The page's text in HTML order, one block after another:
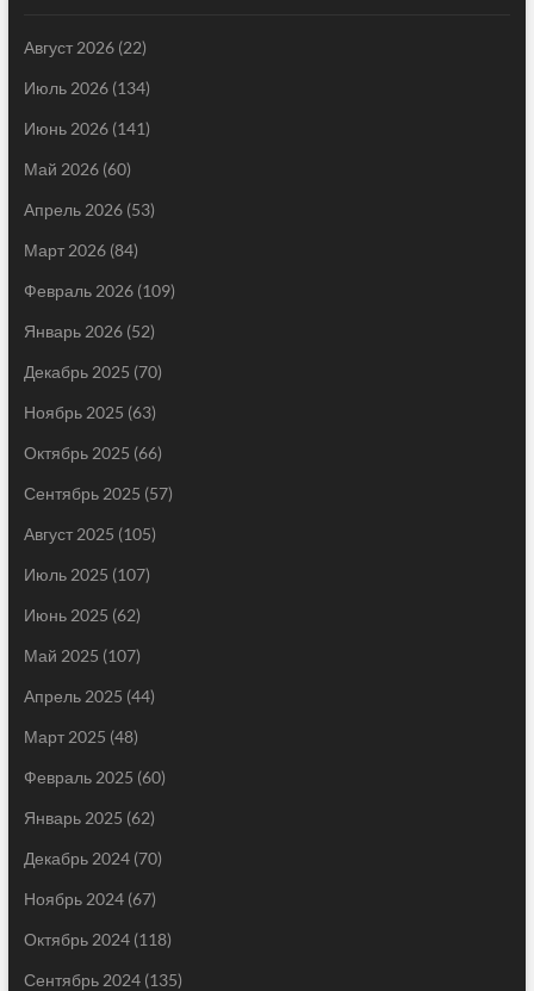
Август 2026(22)
Июль 2026(134)
Июнь 2026(141)
Май 2026(60)
Апрель 2026(53)
Март 2026(84)
Февраль 2026(109)
Январь 2026(52)
Декабрь 2025 (70)
Ноябрь 2025 (63)
Октябрь 2025 (66)
Сентябрь 2025 (57)
Август 2025 (105)
Июль 2025 (107)
Июнь 2025 (62)
Май 2025 (107)
Апрель 2025 (44)
Март 2025 (48)
Февраль 2025 (60)
Январь 2025 (62)
Декабрь 2024(70)
Ноябрь 2024(67)
Октябрь 2024(118)
Сентябрь 2024(135)